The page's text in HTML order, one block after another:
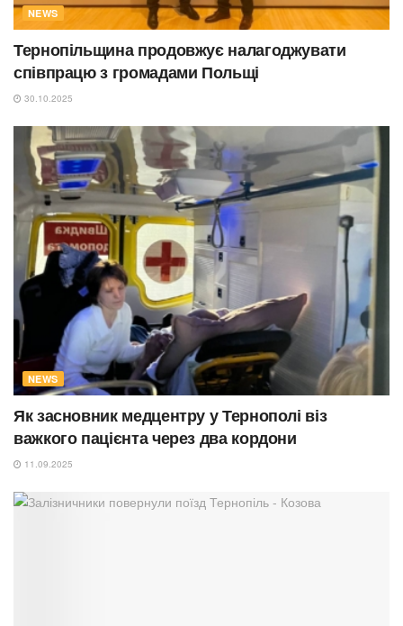
NEWS
Тернопільщина продовжує налагоджувати
співпрацю з громадами Польщі
30.10.2025
NEWS
Як засновник медцентру у Тернополі віз
важкого пацієнта через два кордони
11.09.2025